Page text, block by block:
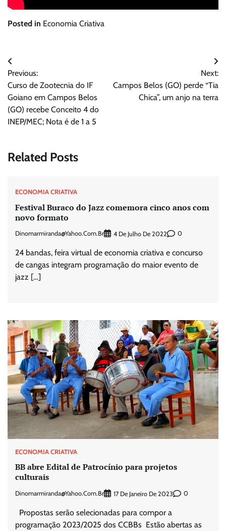
Posted in Economia Criativa
Navegação
de
Post
Previous:
Curso de Zootecnia do IF
Goiano em Campos Belos
(GO) recebe Conceito 4 do
INEP/MEC; Nota é de 1 a 5
Next:
Campos Belos (GO) perde “Tia
Chica”, um anjo na terra
Related Posts
ECONOMIA CRIATIVA
Festival Buraco do Jazz comemora cinco anos com
novo formato
Dinomarmiranda@yahoo.com.br 4 De Julho De 2022 0
24 bandas, feira virtual de economia criativa e concurso
de cangas integram programação do maior evento de
jazz […]
ECONOMIA CRIATIVA
BB abre Edital de Patrocínio para projetos
culturais
Dinomarmiranda@yahoo.com.br 17 De Janeiro De 2023 0
Propostas serão selecionadas para compor a
programação 2023/2025 dos CCBBs Estão abertas as